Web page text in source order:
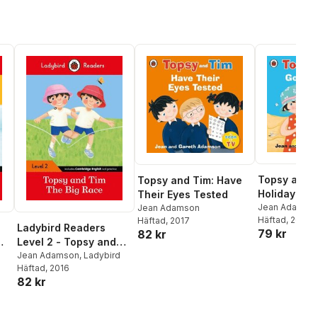
Ladybird Readers
Level 2 - Topsy and
Tim - The Big Race
(ELT Graded Reader)
Jean Adamson, Ladybird
Häftad, 2016
82 kr
Topsy and Tim: Have
Their Eyes Tested
Jean Adamson
Häftad, 2017
82 kr
Topsy and
Holiday
Jean Adamson
Adamson
Häftad, 2017
79 kr